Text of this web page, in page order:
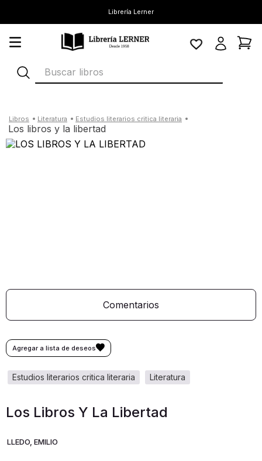
Librería Lerner
Buscar libros
literatura estudios literarios critica literaria
los libros y la libertad
Comentarios
literatura
estudios literarios critica literaria
Los Libros Y La Libertad
LLEDO, EMILIO